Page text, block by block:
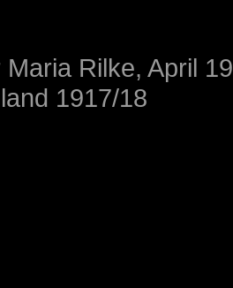
Maria Rilke, April
1917/18